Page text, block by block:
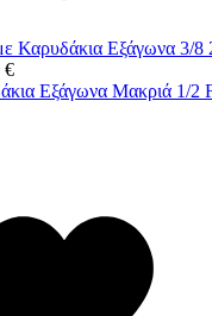
Καρυδάκια Εξάγωνα 3/
€